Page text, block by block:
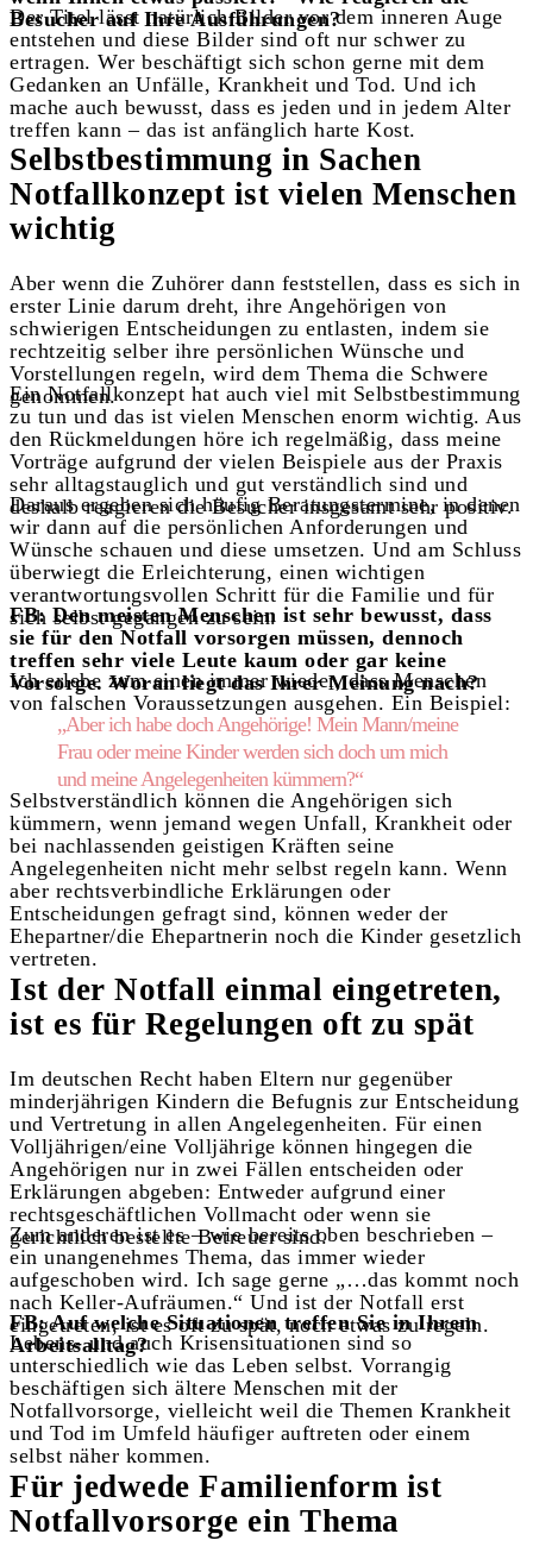
Besucher auf Ihre Ausführungen?
Der Titel lässt natürlich Bilder vor dem inneren Auge
entstehen und diese Bilder sind oft nur schwer zu
ertragen. Wer beschäftigt sich schon gerne mit dem
Gedanken an Unfälle, Krankheit und Tod. Und ich
mache auch bewusst, dass es jeden und in jedem Alter
treffen kann – das ist anfänglich harte Kost.
Selbstbestimmung in Sachen
Notfallkonzept ist vielen Menschen
wichtig
Aber wenn die Zuhörer dann feststellen, dass es sich in
erster Linie darum dreht, ihre Angehörigen von
schwierigen Entscheidungen zu entlasten, indem sie
rechtzeitig selber ihre persönlichen Wünsche und
Vorstellungen regeln, wird dem Thema die Schwere
genommen.
Ein Notfallkonzept hat auch viel mit Selbstbestimmung
zu tun und das ist vielen Menschen enorm wichtig. Aus
den Rückmeldungen höre ich regelmäßig, dass meine
Vorträge aufgrund der vielen Beispiele aus der Praxis
sehr alltagstauglich und gut verständlich sind und
deshalb reagieren die Besucher insgesamt sehr positiv.
Daraus ergeben sich häufig Beratungstermine, in denen
wir dann auf die persönlichen Anforderungen und
Wünsche schauen und diese umsetzen. Und am Schluss
überwiegt die Erleichterung, einen wichtigen
verantwortungsvollen Schritt für die Familie und für
sich selbst gegangen zu sein.
FB: Den meisten Menschen ist sehr bewusst, dass
sie für den Notfall vorsorgen müssen, dennoch
treffen sehr viele Leute kaum oder gar keine
Vorsorge. Woran liegt das Ihrer Meinung nach?
Ich erlebe zum einen immer wieder, dass Menschen
von falschen Voraussetzungen ausgehen. Ein Beispiel:
„Aber ich habe doch Angehörige! Mein Mann/meine
Frau oder meine Kinder werden sich doch um mich
und meine Angelegenheiten kümmern?“
Selbstverständlich können die Angehörigen sich
kümmern, wenn jemand wegen Unfall, Krankheit oder
bei nachlassenden geistigen Kräften seine
Angelegenheiten nicht mehr selbst regeln kann. Wenn
aber rechtsverbindliche Erklärungen oder
Entscheidungen gefragt sind, können weder der
Ehepartner/die Ehepartnerin noch die Kinder gesetzlich
vertreten.
Ist der Notfall einmal eingetreten,
ist es für Regelungen oft zu spät
Im deutschen Recht haben Eltern nur gegenüber
minderjährigen Kindern die Befugnis zur Entscheidung
und Vertretung in allen Angelegenheiten. Für einen
Volljährigen/eine Volljährige können hingegen die
Angehörigen nur in zwei Fällen entscheiden oder
Erklärungen abgeben: Entweder aufgrund einer
rechtsgeschäftlichen Vollmacht oder wenn sie
gerichtlich bestellte Betreuer sind.
Zum anderen ist es – wie bereits oben beschrieben –
ein unangenehmes Thema, das immer wieder
aufgeschoben wird. Ich sage gerne „…das kommt noch
nach Keller-Aufräumen.“ Und ist der Notfall erst
eingetreten, ist es oft zu spät, noch etwas zu regeln.
FB: Auf welche Situationen treffen Sie in Ihrem
Arbeitsalltag?
Lebens- und auch Krisensituationen sind so
unterschiedlich wie das Leben selbst. Vorrangig
beschäftigen sich ältere Menschen mit der
Notfallvorsorge, vielleicht weil die Themen Krankheit
und Tod im Umfeld häufiger auftreten oder einem
selbst näher kommen.
Für jedwede Familienform ist
Notfallvorsorge ein Thema